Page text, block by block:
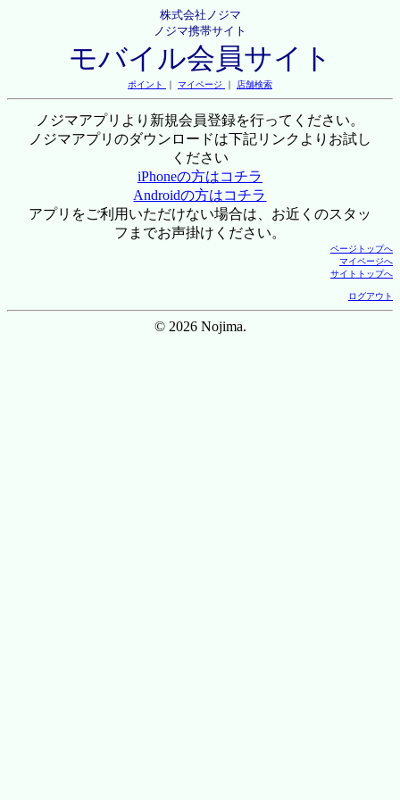
株式会社ノジマ
ノジマ携帯サイト
モバイル会員サイト
ポイント ｜ マイページ ｜ 店舗検索
ノジマアプリより新規会員登録を行ってください。
ノジマアプリのダウンロードは下記リンクよりお試し
ください
iPhoneの方はコチラ
Androidの方はコチラ
アプリをご利用いただけない場合は、お近くのスタッ
フまでお声掛けください。
ページトップへ
マイページへ
サイトトップへ
ログアウト
© 2026 Nojima.